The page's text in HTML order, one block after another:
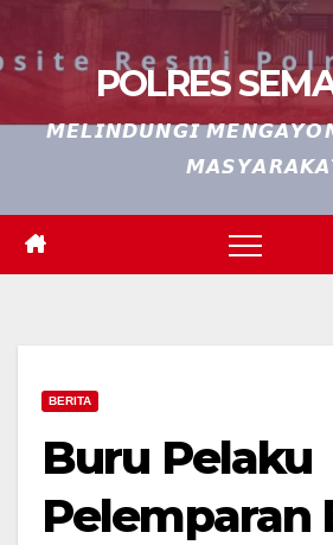
POLRES
𝙈𝙀𝙇𝙄𝙉𝘿𝙐𝙉𝙂𝙄
BERITA
Buru Pelaku
Pelemparan